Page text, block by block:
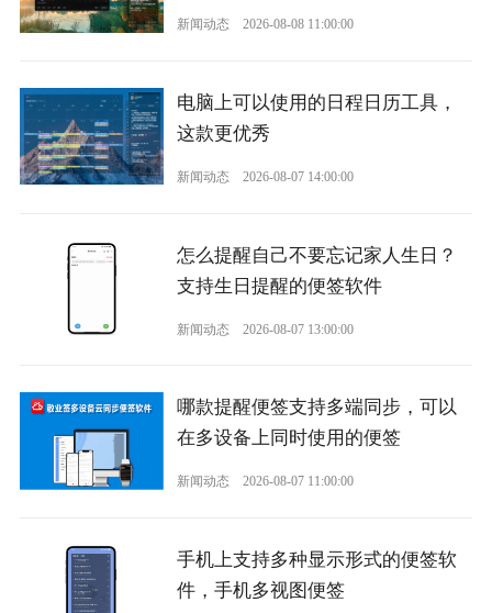
新闻动态 2026-08-08 11:00:00
电脑上可以使用的日程日历工具，
这款更优秀
新闻动态 2026-08-07 14:00:00
怎么提醒自己不要忘记家人生日？
支持生日提醒的便签软件
新闻动态 2026-08-07 13:00:00
哪款提醒便签支持多端同步，可以
在多设备上同时使用的便签
新闻动态 2026-08-07 11:00:00
手机上支持多种显示形式的便签软
件，手机多视图便签